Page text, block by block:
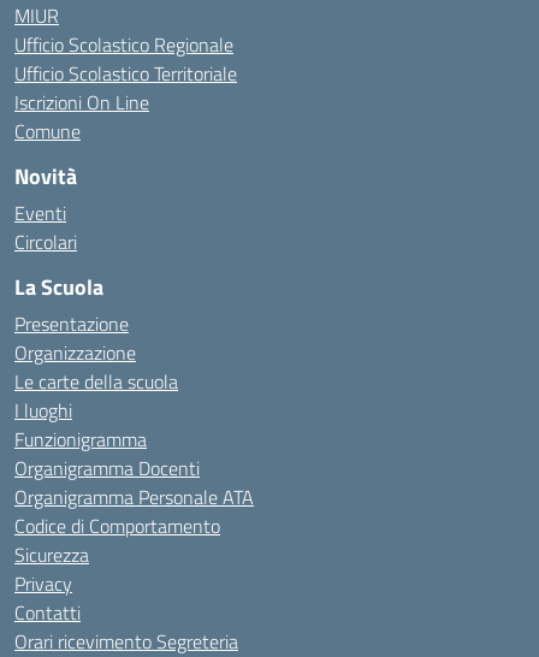
MIUR
Ufficio Scolastico Regionale
Ufficio Scolastico Territoriale
Iscrizioni On Line
Comune
Novità
Eventi
Circolari
La Scuola
Presentazione
Organizzazione
Le carte della scuola
I luoghi
Funzionigramma
Organigramma Docenti
Organigramma Personale ATA
Codice di Comportamento
Sicurezza
Privacy
Contatti
Orari ricevimento Segreteria